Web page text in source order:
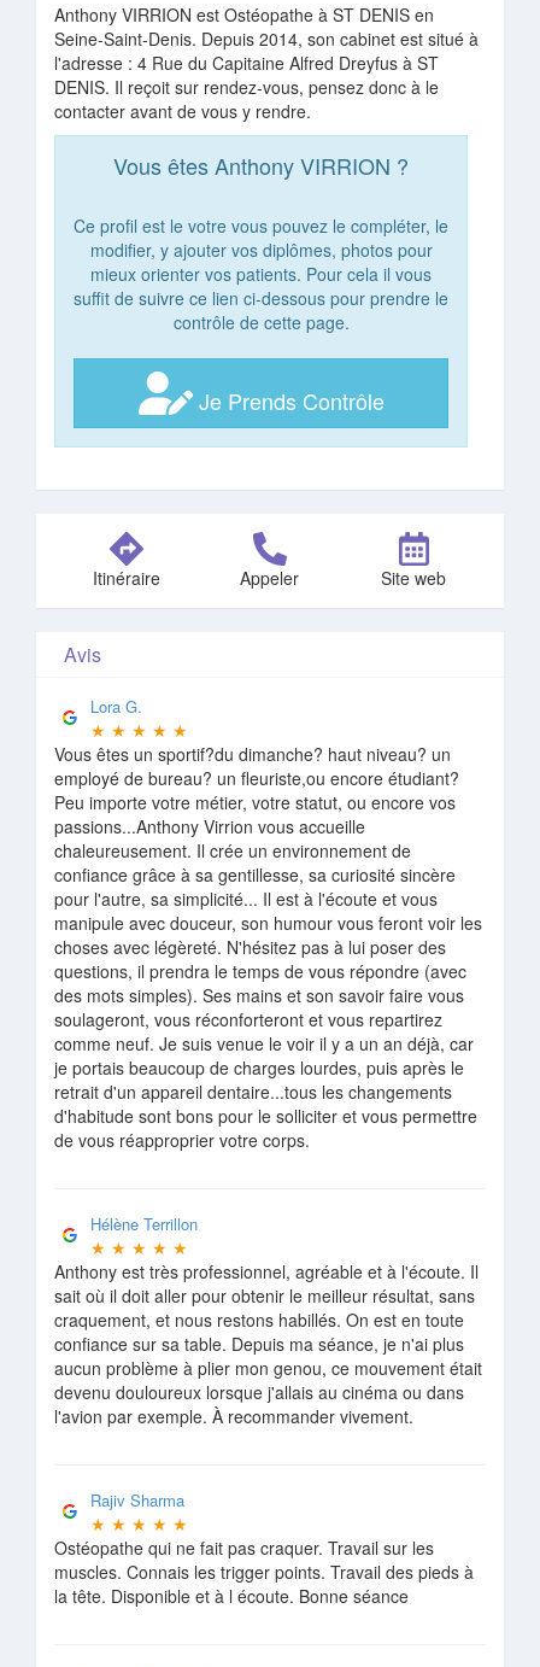
Anthony VIRRION est Ostéopathe à ST DENIS en
Seine-Saint-Denis. Depuis 2014, son cabinet est situé à
l'adresse : 4 Rue du Capitaine Alfred Dreyfus à ST
DENIS. Il reçoit sur rendez-vous, pensez donc à le
contacter avant de vous y rendre.
Vous êtes Anthony VIRRION ?
Ce profil est le votre vous pouvez le compléter, le
modifier, y ajouter vos diplômes, photos pour
mieux orienter vos patients. Pour cela il vous
suffit de suivre ce lien ci-dessous pour prendre le
contrôle de cette page.
Je Prends Contrôle
Itinéraire Appeler Site web
Avis
Lora G.
★ ★ ★ ★ ★
Vous êtes un sportif?du dimanche? haut niveau? un
employé de bureau? un fleuriste,ou encore étudiant?
Peu importe votre métier, votre statut, ou encore vos
passions...Anthony Virrion vous accueille
chaleureusement. Il crée un environnement de
confiance grâce à sa gentillesse, sa curiosité sincère
pour l'autre, sa simplicité... Il est à l'écoute et vous
manipule avec douceur, son humour vous feront voir les
choses avec légèreté. N'hésitez pas à lui poser des
questions, il prendra le temps de vous répondre (avec
des mots simples). Ses mains et son savoir faire vous
soulageront, vous réconforteront et vous repartirez
comme neuf. Je suis venue le voir il y a un an déjà, car
je portais beaucoup de charges lourdes, puis après le
retrait d'un appareil dentaire...tous les changements
d'habitude sont bons pour le solliciter et vous permettre
de vous réapproprier votre corps.
Hélène Terrillon
★ ★ ★ ★ ★
Anthony est très professionnel, agréable et à l'écoute. Il
sait où il doit aller pour obtenir le meilleur résultat, sans
craquement, et nous restons habillés. On est en toute
confiance sur sa table. Depuis ma séance, je n'ai plus
aucun problème à plier mon genou, ce mouvement était
devenu douloureux lorsque j'allais au cinéma ou dans
l'avion par exemple. À recommander vivement.
Rajiv Sharma
★ ★ ★ ★ ★
Ostéopathe qui ne fait pas craquer. Travail sur les
muscles. Connais les trigger points. Travail des pieds à
la tête. Disponible et à l écoute. Bonne séance